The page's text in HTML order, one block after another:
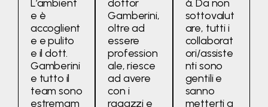
L’ambient
e è
accoglient
e e pulito
e il dott.
Gamberini
e tutto il
team sono
estremam
dottor
Gamberini,
oltre ad
essere
profession
ale, riesce
ad avere
con i
ragazzi e
à. Da non
sottovalut
are, tutti i
collaborat
ori/assiste
nti sono
gentili e
sanno
metterti a